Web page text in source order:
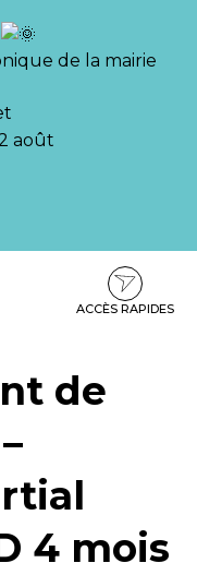
de la mairie
août
ACCÈS RAPIDES
de
4 mois